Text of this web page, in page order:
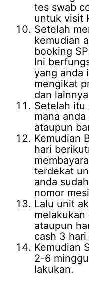
tes swab
untuk visit
Setelah
kemudian
booking
Ini
yang anda
mengikat
dan
Setelah itu
mana
ataupun
Kemudian
hari
terdekat
anda
nomor
Lalu unit
melakukan
ataupun
cash 3 hari
Kemudian
2-6
lakukan.